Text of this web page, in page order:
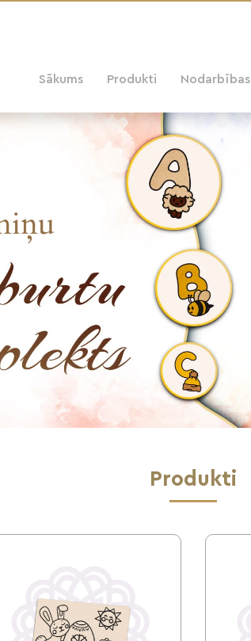
Sākums Produkti Nodarbības
Produkti